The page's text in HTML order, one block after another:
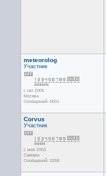
meteorolog
Участник
с окт 2005
Москва
Сообщений: 6001
Corvus
Участник
с мая 2003
Самара
Сообщений: 3258